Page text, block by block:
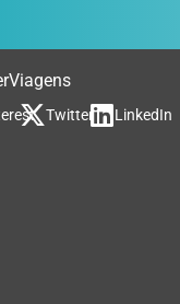
Twitter LinkedIn